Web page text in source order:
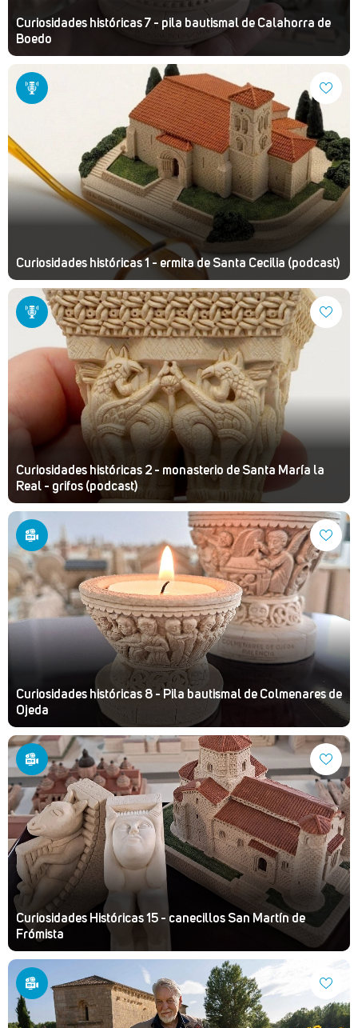
Curiosidades históricas 7 - pila bautismal de Calahorra de
Boedo
Curiosidades históricas 1 - ermita de Santa Cecilia (podcast)
Curiosidades históricas 2 - monasterio de Santa María la
Real - grifos (podcast)
Curiosidades históricas 8 - Pila bautismal de Colmenares de
Ojeda
Curiosidades Históricas 15 - canecillos San Martín de
Frómista